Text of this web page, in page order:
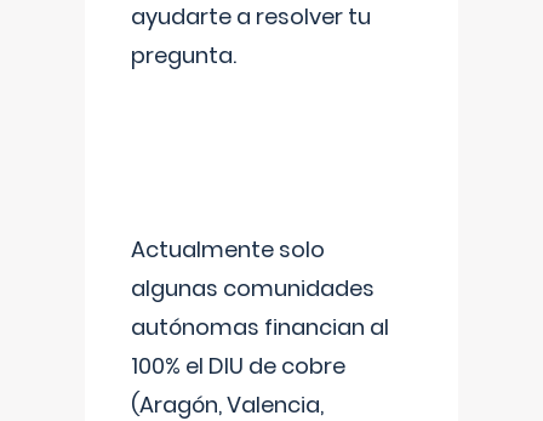
ayudarte a resolver tu
pregunta.
Actualmente solo
algunas comunidades
autónomas financian al
100% el DIU de cobre
(Aragón, Valencia,